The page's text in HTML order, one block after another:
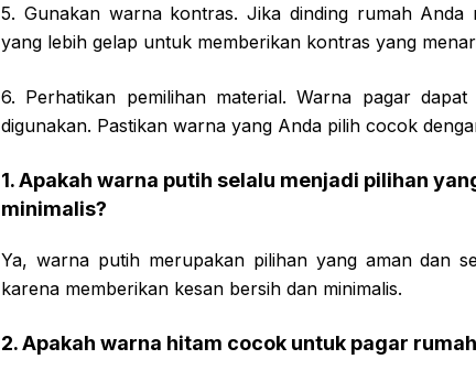
5. Gunakan warna kontras. Jika dinding rumah
yang lebih gelap untuk memberikan kontras yang
6. Perhatikan pemilihan material. Warna pagar
digunakan. Pastikan warna yang Anda pilih cocok
1. Apakah warna putih selalu menjadi pilihan
minimalis?
Ya, warna putih merupakan pilihan yang aman dan
karena memberikan kesan bersih dan minimalis.
2. Apakah warna hitam cocok untuk pagar